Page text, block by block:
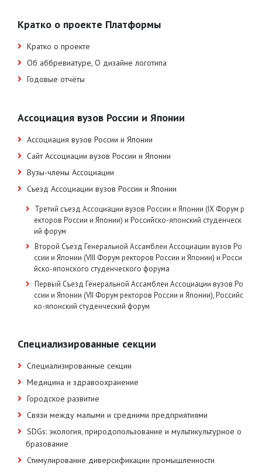
Кратко о проекте Платформы
Кратко о проекте
Об аббревиатуре, О дизайне логотипа
Годовые отчёты
Ассоциация вузов России и Японии
Ассоциация вузов России и Японии
Сайт Ассоциации вузов России и Японии
Вузы-члены Ассоциации
Съезд Ассоциации вузов России и Японии
Третий съезд Ассоциации вузов России и Японии (IX Форум р
екторов России и Японии) и Российско-японский студенческ
ий форум
Второй Съезд Генеральной Ассамблеи Ассоциации вузов Ро
ссии и Японии (VIII Форум ректоров России и Японии) и Росси
йско-японского студенческого форума
Первый Съезд Генеральной Ассамблеи Ассоциации вузов Ро
ссии и Японии (VII Форум ректоров России и Японии), Российс
ко-японский студенческий форум
Специализированные секции
Специализированные секции
Медицина и здравоохранение
Городское развитие
Связи между малыми и средними предприятиями
SDGs: экология, природопользование и мультикультурное о
бразование
Стимулирование диверсификации промышленности